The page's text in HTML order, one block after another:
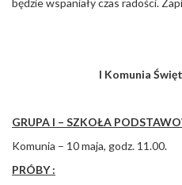
będzie wspaniały czas radości.
I Komunia
GRUPA I – SZKOŁA
Komunia – 10 maja, godz. 11.00.
PRÓBY :